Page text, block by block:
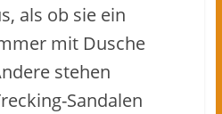
als ob sie ein
mit Dusche
stehen
Sandalen